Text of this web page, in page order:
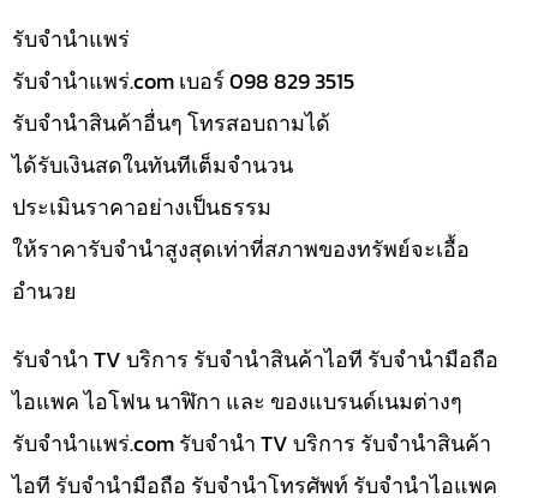
รับจํานำแพร่
รับจํานําแพร่.com เบอร์ 098 829 3515
รับจำนำสินค้าอื่นๆ โทรสอบถามได้
ได้รับเงินสดในทันทีเต็มจำนวน
ประเมินราคาอย่างเป็นธรรม
ให้ราคารับจำนำสูงสุดเท่าที่สภาพของทรัพย์จะเอื้อ
อำนวย
รับจำนำ TV บริการ รับจำนำสินค้าไอที รับจำนำมือถือ
ไอแพค ไอโฟน นาฬิกา และ ของแบรนด์เนมต่างๆ
รับจํานําแพร่.com รับจำนำ TV บริการ รับจำนำสินค้า
ไอที รับจำนำมือถือ รับจำนำโทรศัพท์ รับจำนำไอแพค